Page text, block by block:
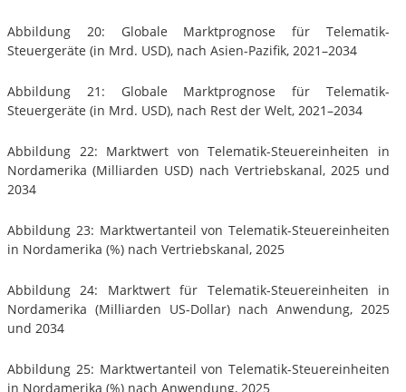
Abbildung 20: Globale Marktprognose für Telematik-
Steuergeräte (in Mrd. USD), nach Asien-Pazifik, 2021–2034
Abbildung 21: Globale Marktprognose für Telematik-
Steuergeräte (in Mrd. USD), nach Rest der Welt, 2021–2034
Abbildung 22: Marktwert von Telematik-Steuereinheiten in
Nordamerika (Milliarden USD) nach Vertriebskanal, 2025 und
2034
Abbildung 23: Marktwertanteil von Telematik-Steuereinheiten
in Nordamerika (%) nach Vertriebskanal, 2025
Abbildung 24: Marktwert für Telematik-Steuereinheiten in
Nordamerika (Milliarden US-Dollar) nach Anwendung, 2025
und 2034
Abbildung 25: Marktwertanteil von Telematik-Steuereinheiten
in Nordamerika (%) nach Anwendung, 2025